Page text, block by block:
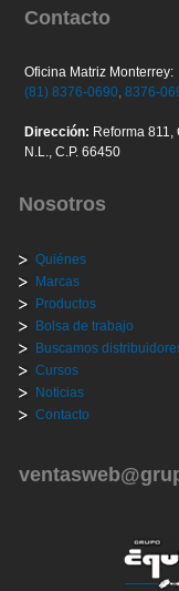
Contacto
Oficina Matriz Monterrey:
(81) 8376-0690, 8376-
Dirección: Reforma
N.L., C.P. 66450
Nosotros
Quiénes
Marcas
Productos
Bolsa de trabajo
Buscamos
Cursos
Noticias
Contacto